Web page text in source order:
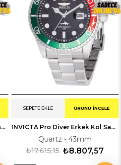
INVICTA Pro Diver Erkek Kol Saati 347353 INVICTA Pro Diver Erkek Kol Saati 344706
Quartz - 43mm
₺8.807,57
₺17.615,15
SEPETE EKLE ÜRÜNÜ İNCELE